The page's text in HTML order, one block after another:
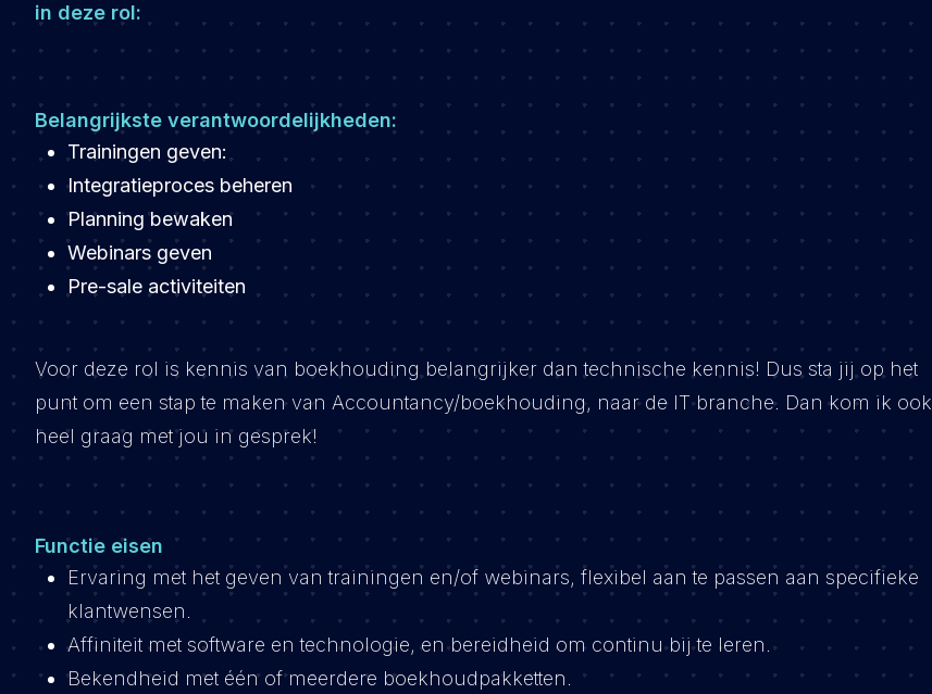
in deze rol:
Belangrijkste verantwoordelijkheden:
Trainingen geven:
Integratieproces beheren
Planning bewaken
Webinars geven
Pre-sale activiteiten
Voor deze rol is kennis van boekhouding belangrijker dan technische kennis! Dus sta jij op het
punt om een stap te maken van Accountancy/boekhouding, naar de IT branche. Dan kom ik ook
heel graag met jou in gesprek!
Functie eisen
Ervaring met het geven van trainingen en/of webinars, flexibel aan te passen aan specifieke
klantwensen.
Affiniteit met software en technologie, en bereidheid om continu bij te leren.
Bekendheid met één of meerdere boekhoudpakketten.